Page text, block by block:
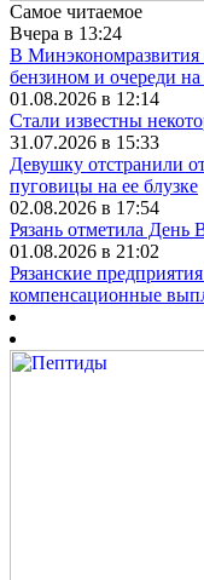
Самое читаемое
Вчера в 13:24
В Минэкономразвития
бензином и очереди
01.08.2026 в 12:14
Стали известны
31.07.2026 в 15:33
Девушку отстранили
пуговицы на ее блузке
02.08.2026 в 17:54
Рязань отметила День
01.08.2026 в 21:02
Рязанские
компенсационные